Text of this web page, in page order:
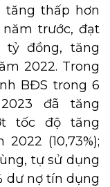
tăng thấp hơn
trước, đạt
tỷ đồng, tăng
2022. Trong
BĐS trong 6
đã tăng
tốc độ tăng
(10,73%);
tự sử dụng
dư nợ tín dụng